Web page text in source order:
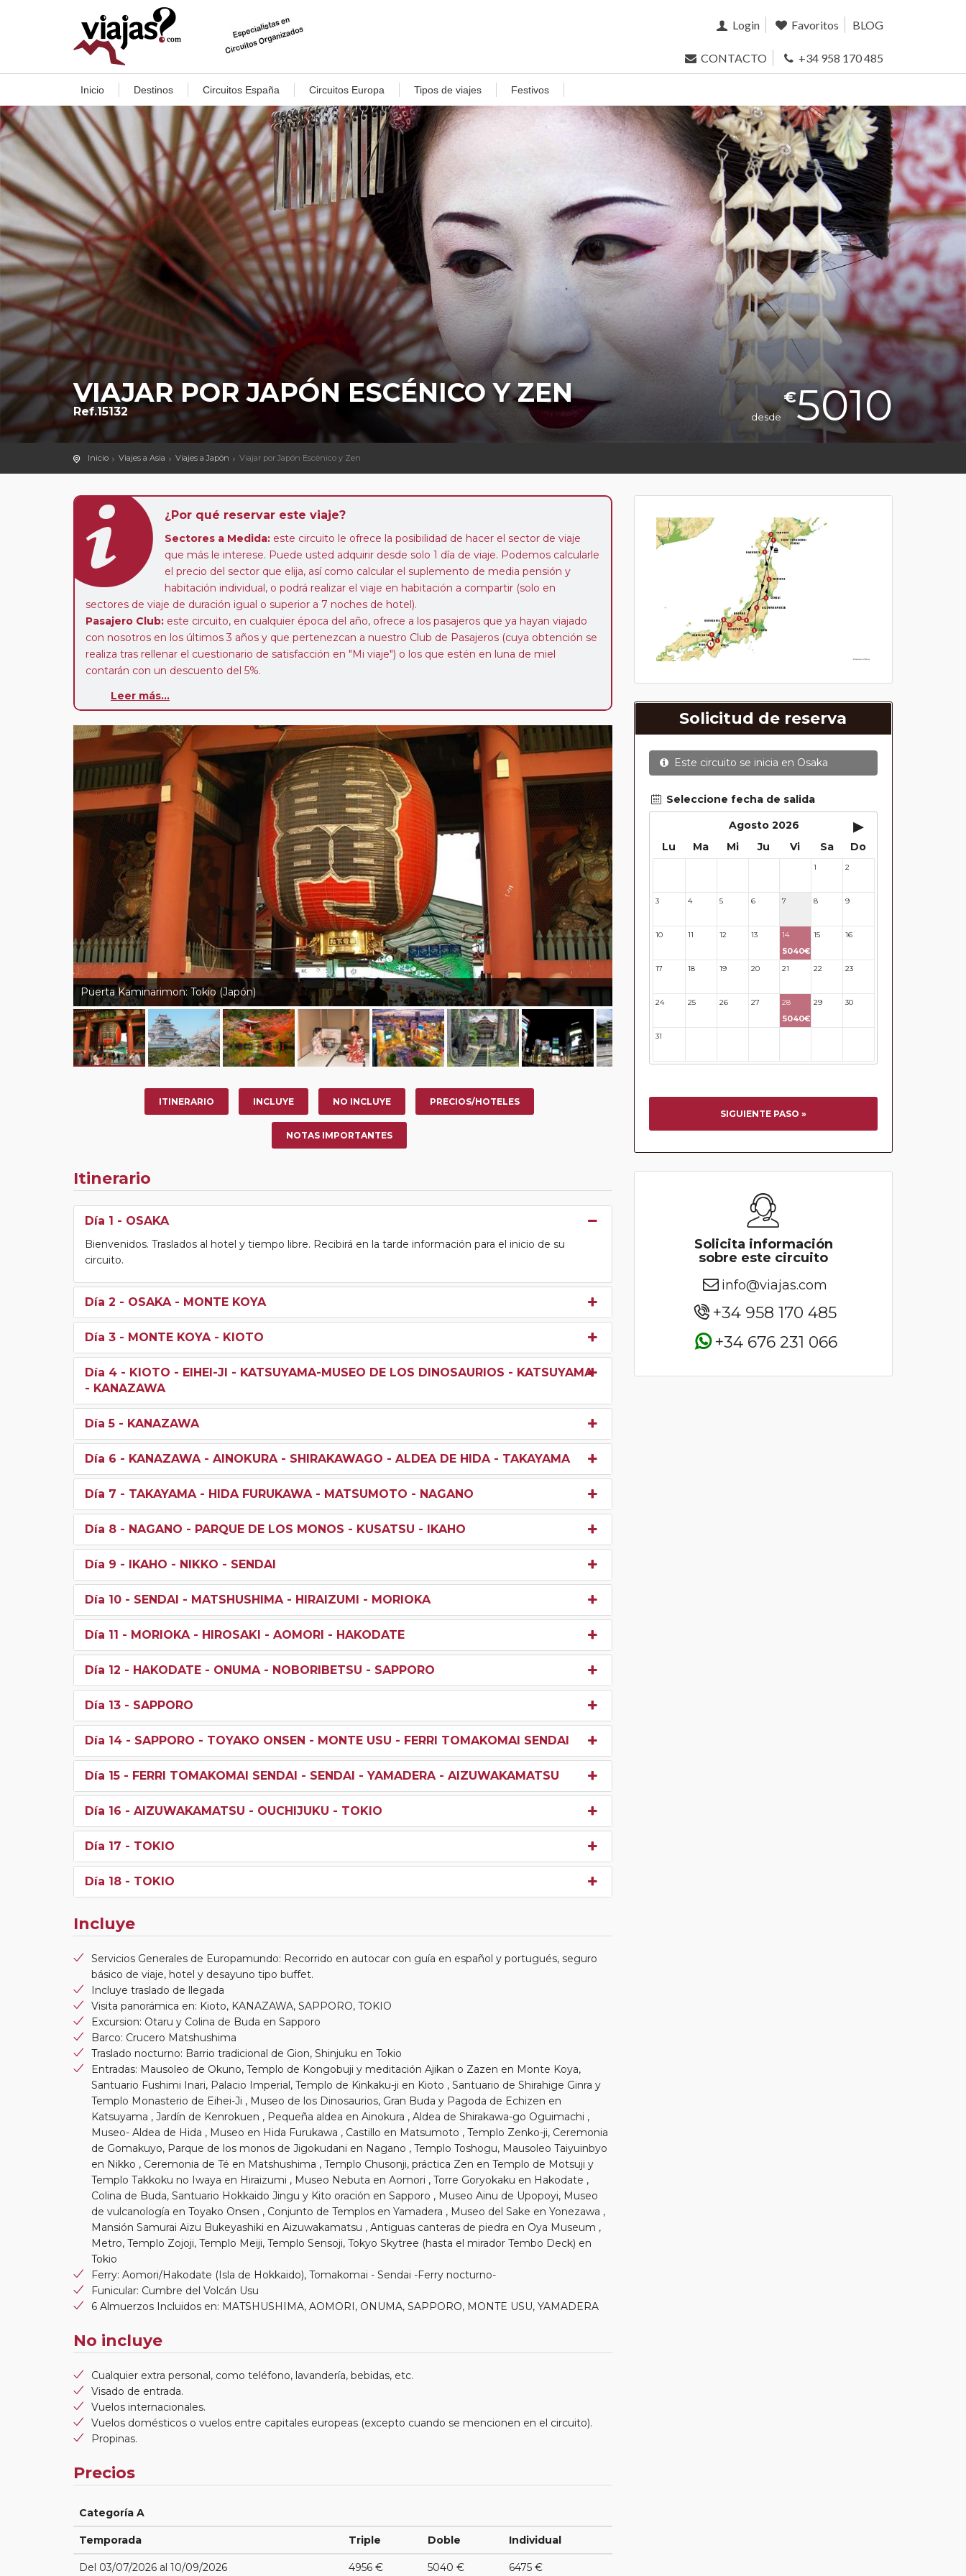
Login Favoritos BLOG
CONTACTO +34 958 170 485
Inicio Destinos Circuitos España Circuitos Europa Tipos de viajes Festivos
VIAJAR POR JAPÓN ESCÉNICO Y ZEN
Ref.15132 desde
€5010
Inicio Viajes a Asia Viajes a Japón Viajar por Japón Escénico y Zen
¿Por qué reservar este viaje?
Sectores a Medida: este circuito le ofrece la posibilidad de hacer el sector de viaje
que más le interese. Puede usted adquirir desde solo 1 día de viaje. Podemos calcularle
el precio del sector que elija, así como calcular el suplemento de media pensión y
habitación individual, o podrá realizar el viaje en habitación a compartir (solo en
sectores de viaje de duración igual o superior a 7 noches de hotel).
Pasajero Club: este circuito, en cualquier época del año, ofrece a los pasajeros que ya hayan viajado
con nosotros en los últimos 3 años y que pertenezcan a nuestro Club de Pasajeros (cuya obtención se
realiza tras rellenar el cuestionario de satisfacción en "Mi viaje") o los que estén en luna de miel
contarán con un descuento del 5%.
Leer más...
Puerta Kaminarimon: Tokio (Japón)
ITINERARIO INCLUYE NO INCLUYE PRECIOS/HOTELES
NOTAS IMPORTANTES
Itinerario
Día 1 - OSAKA
Bienvenidos. Traslados al hotel y tiempo libre. Recibirá en la tarde información para el inicio de su
circuito.
Día 2 - OSAKA - MONTE KOYA
Día 3 - MONTE KOYA - KIOTO
Día 4 - KIOTO - EIHEI-JI - KATSUYAMA-MUSEO DE LOS DINOSAURIOS - KATSUYAMA
- KANAZAWA
Día 5 - KANAZAWA
Día 6 - KANAZAWA - AINOKURA - SHIRAKAWAGO - ALDEA DE HIDA - TAKAYAMA
Día 7 - TAKAYAMA - HIDA FURUKAWA - MATSUMOTO - NAGANO
Día 8 - NAGANO - PARQUE DE LOS MONOS - KUSATSU - IKAHO
Día 9 - IKAHO - NIKKO - SENDAI
Día 10 - SENDAI - MATSHUSHIMA - HIRAIZUMI - MORIOKA
Día 11 - MORIOKA - HIROSAKI - AOMORI - HAKODATE
Día 12 - HAKODATE - ONUMA - NOBORIBETSU - SAPPORO
Día 13 - SAPPORO
Día 14 - SAPPORO - TOYAKO ONSEN - MONTE USU - FERRI TOMAKOMAI SENDAI
Día 15 - FERRI TOMAKOMAI SENDAI - SENDAI - YAMADERA - AIZUWAKAMATSU
Día 16 - AIZUWAKAMATSU - OUCHIJUKU - TOKIO
Día 17 - TOKIO
Día 18 - TOKIO
Incluye
Servicios Generales de Europamundo: Recorrido en autocar con guía en español y portugués, seguro
básico de viaje, hotel y desayuno tipo buffet.
Incluye traslado de llegada
Visita panorámica en: Kioto, KANAZAWA, SAPPORO, TOKIO
Excursion: Otaru y Colina de Buda en Sapporo
Barco: Crucero Matshushima
Traslado nocturno: Barrio tradicional de Gion, Shinjuku en Tokio
Entradas: Mausoleo de Okuno, Templo de Kongobuji y meditación Ajikan o Zazen en Monte Koya,
Santuario Fushimi Inari, Palacio Imperial, Templo de Kinkaku-ji en Kioto , Santuario de Shirahige Ginra y
Templo Monasterio de Eihei-Ji , Museo de los Dinosaurios, Gran Buda y Pagoda de Echizen en
Katsuyama , Jardín de Kenrokuen , Pequeña aldea en Ainokura , Aldea de Shirakawa-go Oguimachi ,
Museo- Aldea de Hida , Museo en Hida Furukawa , Castillo en Matsumoto , Templo Zenko-ji, Ceremonia
de Gomakuyo, Parque de los monos de Jigokudani en Nagano , Templo Toshogu, Mausoleo Taiyuinbyo
en Nikko , Ceremonia de Té en Matshushima , Templo Chusonji, práctica Zen en Templo de Motsuji y
Templo Takkoku no Iwaya en Hiraizumi , Museo Nebuta en Aomori , Torre Goryokaku en Hakodate ,
Colina de Buda, Santuario Hokkaido Jingu y Kito oración en Sapporo , Museo Ainu de Upopoyi, Museo
de vulcanología en Toyako Onsen , Conjunto de Templos en Yamadera , Museo del Sake en Yonezawa ,
Mansión Samurai Aizu Bukeyashiki en Aizuwakamatsu , Antiguas canteras de piedra en Oya Museum ,
Metro, Templo Zojoji, Templo Meiji, Templo Sensoji, Tokyo Skytree (hasta el mirador Tembo Deck) en
Tokio
Ferry: Aomori/Hakodate (Isla de Hokkaido), Tomakomai - Sendai -Ferry nocturno-
Funicular: Cumbre del Volcán Usu
6 Almuerzos Incluidos en: MATSHUSHIMA, AOMORI, ONUMA, SAPPORO, MONTE USU, YAMADERA
No incluye
Cualquier extra personal, como teléfono, lavandería, bebidas, etc.
Visado de entrada.
Vuelos internacionales.
Vuelos domésticos o vuelos entre capitales europeas (excepto cuando se mencionen en el circuito).
Propinas.
Precios
Categoría A
Temporada Triple Doble Individual
Del 03/07/2026 al 10/09/2026 4956 € 5040 € 6475 €
Solicitud de reserva
Este circuito se inicia en Osaka
Seleccione fecha de salida
Agosto 2026
▸
Lu Ma Mi Ju Vi Sa Do
1 2
3 4 5 6 7 8 9
10 11 12 13 14
5040€
15 16
17 18 19 20 21 22 23
24 25 26 27 28
5040€
29 30
31
SIGUIENTE PASO »
Solicita información
sobre este circuito
info@viajas.com
+34 958 170 485
+34 676 231 066